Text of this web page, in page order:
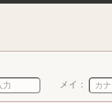
メイ：